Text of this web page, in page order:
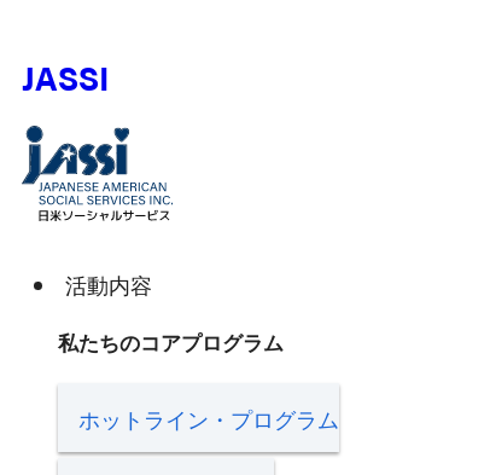
JASSI
活動内容
私たちのコアプログラム
ホットライン・プログラム